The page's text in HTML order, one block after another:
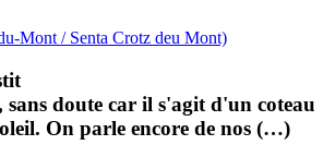
Mont / Senta Crotz deu Mont)
doute car il s'agit d'un coteau
On parle encore de nos (…)